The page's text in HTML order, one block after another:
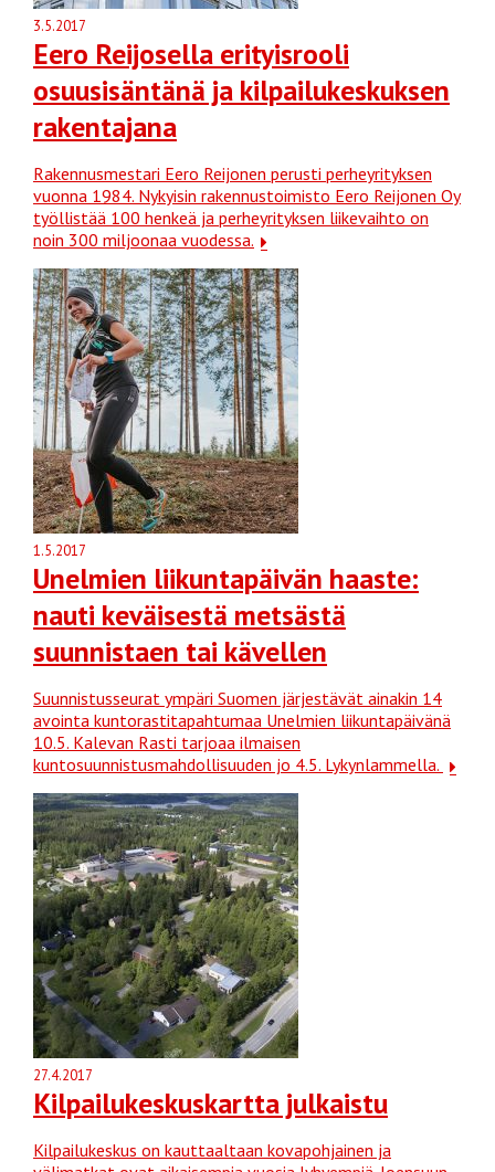
3.5.2017
Eero Reijosella erityisrooli
osuusisäntänä ja kilpailukeskuksen
rakentajana
Rakennusmestari Eero Reijonen perusti perheyrityksen
vuonna 1984. Nykyisin rakennustoimisto Eero Reijonen Oy
työllistää 100 henkeä ja perheyrityksen liikevaihto on
noin 300 miljoonaa vuodessa.
1.5.2017
Unelmien liikuntapäivän haaste:
nauti keväisestä metsästä
suunnistaen tai kävellen
Suunnistusseurat ympäri Suomen järjestävät ainakin 14
avointa kuntorastitapahtumaa Unelmien liikuntapäivänä
10.5. Kalevan Rasti tarjoaa ilmaisen
kuntosuunnistusmahdollisuuden jo 4.5. Lykynlammella.
27.4.2017
Kilpailukeskuskartta julkaistu
Kilpailukeskus on kauttaaltaan kovapohjainen ja